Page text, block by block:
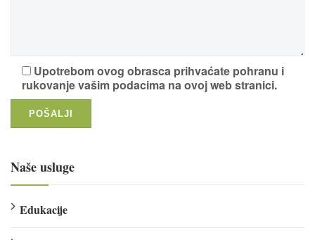
Upotrebom ovog obrasca prihvaćate pohranu i
rukovanje vašim podacima na ovoj web stranici.
Naše usluge
Edukacije